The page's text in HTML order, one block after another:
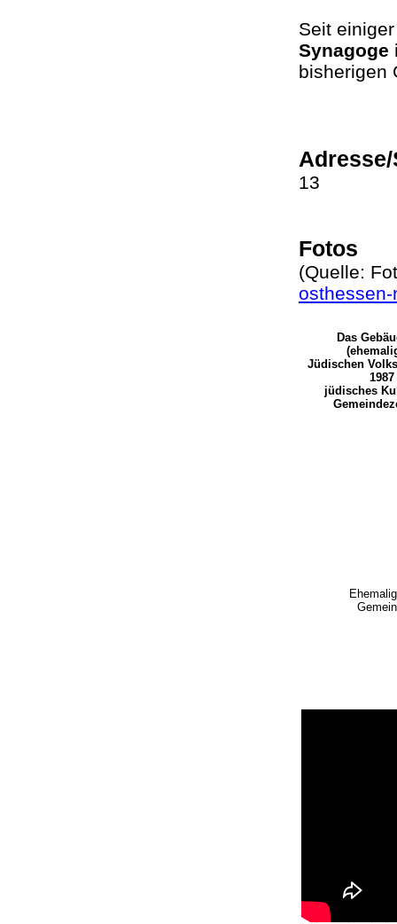
Seit
Synagoge
bisherigen
13
Fotos
(Quelle:
osthessen-
Das
Jüdischen
1987
jüdisches